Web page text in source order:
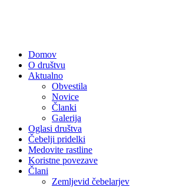
Domov
O društvu
Aktualno
Obvestila
Novice
Članki
Galerija
Oglasi društva
Čebelji pridelki
Medovite rastline
Koristne povezave
Člani
Zemljevid čebelarjev